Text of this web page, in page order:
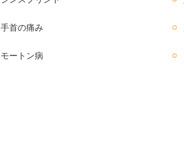
手首の痛み
モートン病